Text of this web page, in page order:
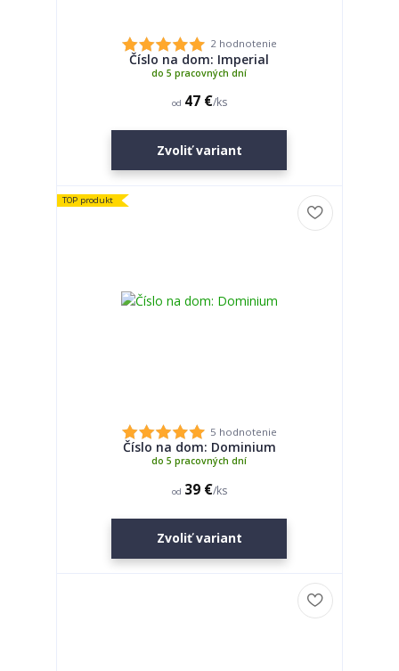
2 hodnotenie
Číslo na dom: Imperial
od 47 €/ks
do 5 pracovných dní
Zvoliť variant
TOP produkt
5 hodnotenie
Číslo na dom: Dominium
od 39 €/ks
do 5 pracovných dní
Zvoliť variant